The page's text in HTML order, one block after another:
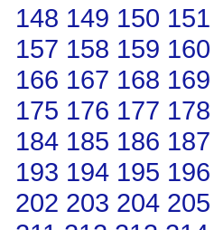
148 149 150 151
157 158 159 160
166 167 168 169
175 176 177 178
184 185 186 187
193 194 195 196
202 203 204 205